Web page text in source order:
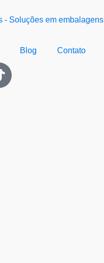
Blog Contato